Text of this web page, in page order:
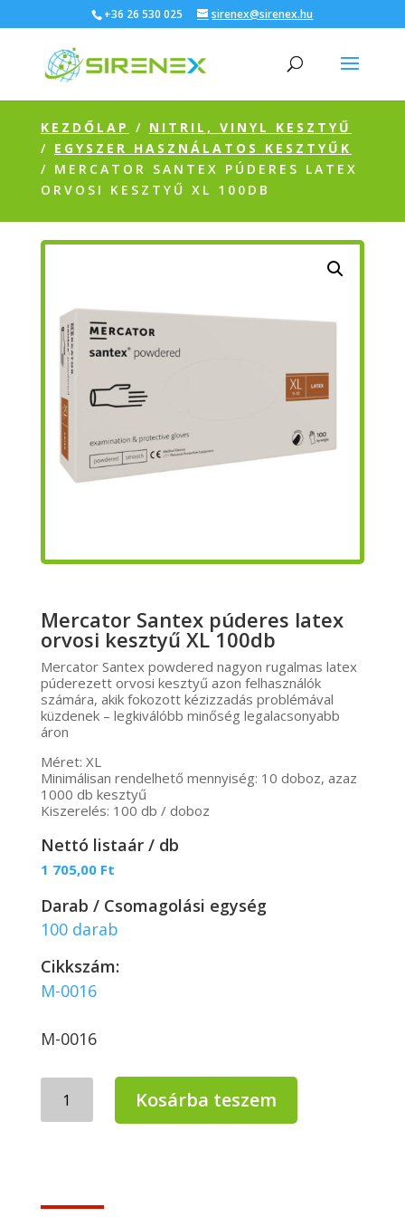
+36 26 530 025 sirenex@sirenex.hu
KEZDŐLAP / NITRIL, VINYL KESZTYŰ
/ EGYSZER HASZNÁLATOS KESZTYŰK
/ MERCATOR SANTEX PÚDERES LATEX
ORVOSI KESZTYŰ XL 100DB
Mercator Santex púderes latex
orvosi kesztyű XL 100db
Mercator Santex powdered nagyon rugalmas latex
púderezett orvosi kesztyű azon felhasználók
számára, akik fokozott kézizzadás problémával
küzdenek – legkiválóbb minőség legalacsonyabb
áron
Méret: XL
Minimálisan rendelhető mennyiség: 10 doboz, azaz
1000 db kesztyű
Kiszerelés: 100 db / doboz
Nettó listaár / db
1 705,00 Ft
Darab / Csomagolási egység
100 darab
Cikkszám:
M-0016
M-0016
Santex
púderes
XL
Kosárba teszem